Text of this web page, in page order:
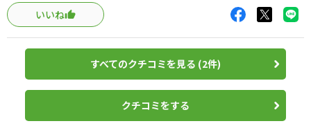
まずは、打感で一発目から感激。
今まで打ったクラブの中で、一番気持ち良い。
吸いつくように柔らかく、ボールを押してくれる感触が良
打出し角も上がりやすく、キャリーが出て直接グリーンが
狙える。
いいね
すべてのクチコミを見る (2件)
クチコミをする